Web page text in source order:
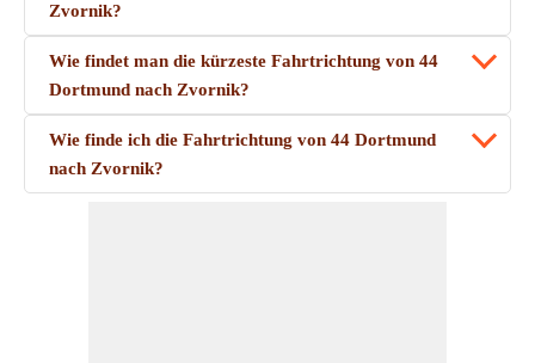
Zvornik?
Wie findet man die kürzeste Fahrtrichtung von 44
Dortmund nach Zvornik?
Wie finde ich die Fahrtrichtung von 44 Dortmund
nach Zvornik?